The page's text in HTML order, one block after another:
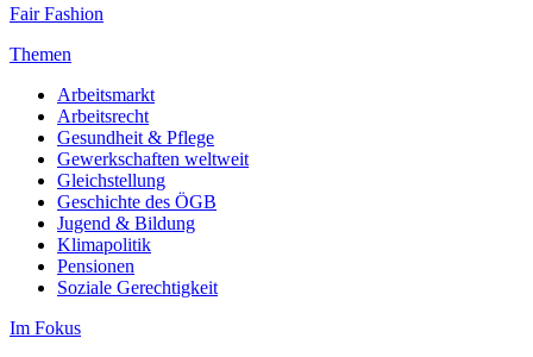
Fair Fashion
Themen
Arbeitsmarkt
Arbeitsrecht
Gesundheit & Pflege
Gewerkschaften weltweit
Gleichstellung
Geschichte des ÖGB
Jugend & Bildung
Klimapolitik
Pensionen
Soziale Gerechtigkeit
Im Fokus